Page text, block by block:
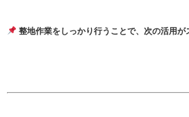
整地作業をしっかり行うことで、次の活用が